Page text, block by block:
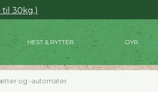
til 30kg.)
HEST & RYTTER DYR
og -automater